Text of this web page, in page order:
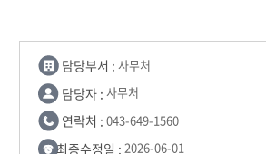
담당부서 : 사무처
담당자 : 사무처
연락처 : 043-649-1560
최종수정일 : 2026-06-01